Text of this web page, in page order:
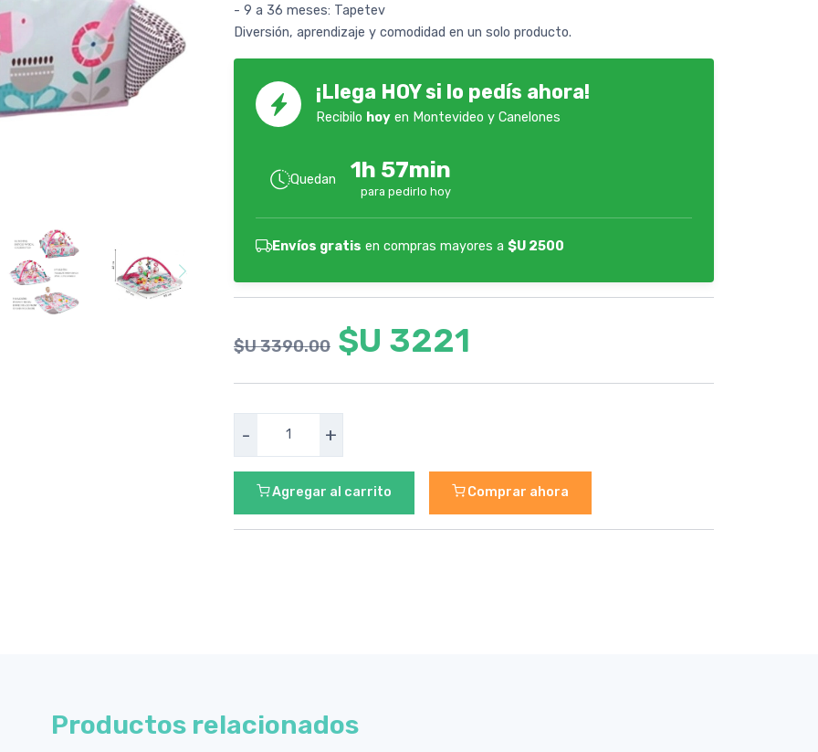
- 9 a 36 meses: Tapetev
Diversión, aprendizaje y comodidad en un solo producto.
¡Llega HOY si lo pedís ahora!
Recibilo hoy en Montevideo y Canelones
Quedan 1h 57min
para pedirlo hoy
Envíos gratis en compras mayores a $U 2500
$U 3390.00 $U 3221
- +
Agregar al carrito Comprar ahora
Productos relacionados